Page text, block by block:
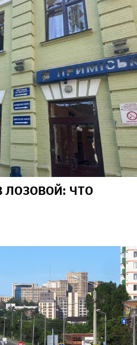
ЛОЗОВОЙ: ЧТО